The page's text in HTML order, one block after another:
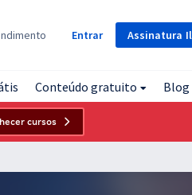
Assinatura
Entrar
Conteúdo gratuito Blog
cursos